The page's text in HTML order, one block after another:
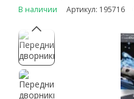
В наличии Артикул: 195716